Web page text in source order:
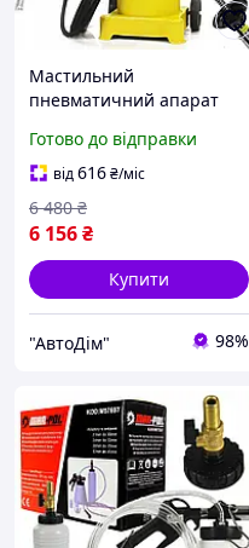
Мастильний
пневматичний апарат
Pol 12 л 6-8 Бар
автоматичний зі шлангом
5 м (M78059)
Готово до відправки
від616₴/міс
6 156₴
6 480 ₴
Купити
"АвтоДім" 98%